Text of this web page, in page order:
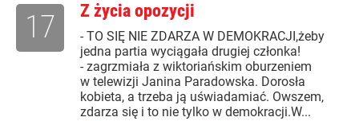
Z życia opozycji
- TO SIĘ NIE ZDARZA W DEMOKRACJI,żeby
jedna partia wyciągała drugiej członka!
- zagrzmiała z wiktoriańskim oburzeniem
w telewizji Janina Paradowska. Dorosła
kobieta, a trzeba ją uświadamiać. Owszem,
zdarza się i to nie tylko w demokracji.W...
17